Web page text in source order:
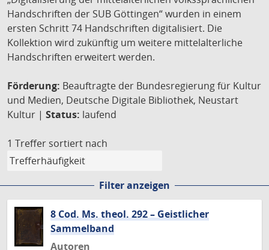
Handschriften der SUB Göttingen“ wurden in einem
ersten Schritt 74 Handschriften digitalisiert. Die
Kollektion wird zukünftig um weitere mittelalterliche
Handschriften erweitert werden.
Förderung: Beauftragte der Bundesregierung für Kultur
und Medien, Deutsche Digitale Bibliothek, Neustart
Kultur | Status: laufend
1 Treffer sortiert nach
Filter anzeigen
8 Cod. Ms. theol. 292 – Geistlicher
Sammelband
Autoren